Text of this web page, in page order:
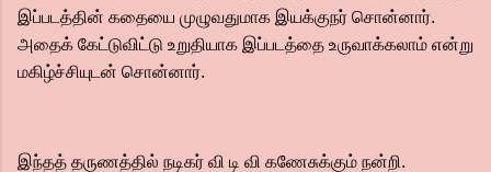
இப்படத்தின் கதையை முழுவதுமாக இயக்குநர் சொன்னார்.
அதைக் கேட்டுவிட்டு உறுதியாக இப்படத்தை உருவாக்கலாம் என்று
மகிழ்ச்சியுடன் சொன்னார்.
இந்தத் தருணத்தில் நடிகர் வி டி வி கணேசுக்கும் நன்றி.